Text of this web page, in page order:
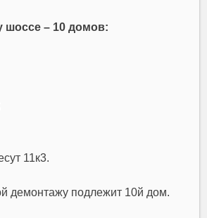
шоссе – 10 домов:
11к3.
демонтажу подлежит 10й дом.